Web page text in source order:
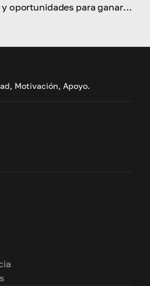
y oportunidades para ganar
artículo
Motivación, Apoyo.